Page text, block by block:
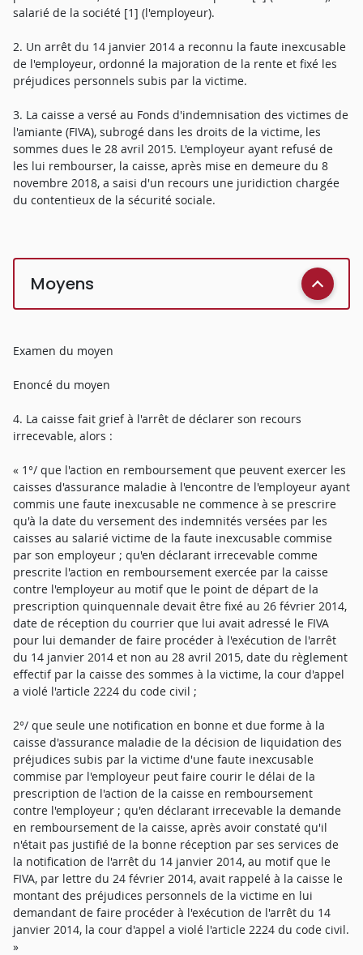
salarié de la société [1] (l'employeur).
2. Un arrêt du 14 janvier 2014 a reconnu la faute inexcusable
de l'employeur, ordonné la majoration de la rente et fixé les
préjudices personnels subis par la victime.
3. La caisse a versé au Fonds d'indemnisation des victimes de
l'amiante (FIVA), subrogé dans les droits de la victime, les
sommes dues le 28 avril 2015. L'employeur ayant refusé de
les lui rembourser, la caisse, après mise en demeure du 8
novembre 2018, a saisi d'un recours une juridiction chargée
du contentieux de la sécurité sociale.
Moyens
Examen du moyen
Enoncé du moyen
4. La caisse fait grief à l'arrêt de déclarer son recours
irrecevable, alors :
« 1°/ que l'action en remboursement que peuvent exercer les
caisses d'assurance maladie à l'encontre de l'employeur ayant
commis une faute inexcusable ne commence à se prescrire
qu'à la date du versement des indemnités versées par les
caisses au salarié victime de la faute inexcusable commise
par son employeur ; qu'en déclarant irrecevable comme
prescrite l'action en remboursement exercée par la caisse
contre l'employeur au motif que le point de départ de la
prescription quinquennale devait être fixé au 26 février 2014,
date de réception du courrier que lui avait adressé le FIVA
pour lui demander de faire procéder à l'exécution de l'arrêt
du 14 janvier 2014 et non au 28 avril 2015, date du règlement
effectif par la caisse des sommes à la victime, la cour d'appel
a violé l'article 2224 du code civil ;
2°/ que seule une notification en bonne et due forme à la
caisse d'assurance maladie de la décision de liquidation des
préjudices subis par la victime d'une faute inexcusable
commise par l'employeur peut faire courir le délai de la
prescription de l'action de la caisse en remboursement
contre l'employeur ; qu'en déclarant irrecevable la demande
en remboursement de la caisse, après avoir constaté qu'il
n'était pas justifié de la bonne réception par ses services de
la notification de l'arrêt du 14 janvier 2014, au motif que le
FIVA, par lettre du 24 février 2014, avait rappelé à la caisse le
montant des préjudices personnels de la victime en lui
demandant de faire procéder à l'exécution de l'arrêt du 14
janvier 2014, la cour d'appel a violé l'article 2224 du code civil.
»